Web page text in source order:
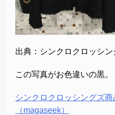
出典：シンクロクロッシン
この写真がお色違いの黒。
シンクロクロッシングズ
（magaseek）